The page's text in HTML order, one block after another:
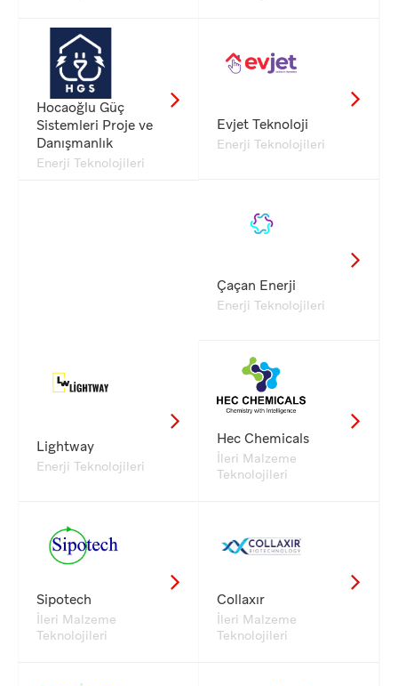
Hocaoğlu Güç
Sistemleri Proje ve
Danışmanlık
Enerji Teknolojileri
Evjet Teknoloji
Enerji Teknolojileri
Çaçan Enerji
Enerji Teknolojileri
Lightway
Enerji Teknolojileri
Hec Chemicals
İleri Malzeme
Teknolojileri
Sipotech
İleri Malzeme
Teknolojileri
Collaxır
İleri Malzeme
Teknolojileri